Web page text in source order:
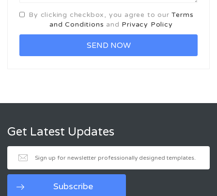
By clicking checkbox, you agree to ourTerms
and Conditions and Privacy Policy
Get Latest Updates